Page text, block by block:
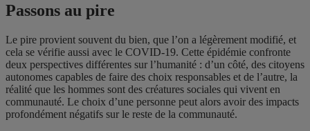
Passons au pire
Le pire provient souvent du bien, que l’on a légèrement modifié, et
cela se vérifie aussi avec le COVID-19. Cette épidémie confronte
deux perspectives différentes sur l’humanité : d’un côté, des citoyens
autonomes capables de faire des choix responsables et de l’autre, la
réalité que les hommes sont des créatures sociales qui vivent en
communauté. Le choix d’une personne peut alors avoir des impacts
profondément négatifs sur le reste de la communauté.